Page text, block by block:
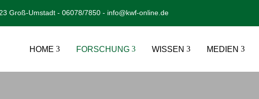
Groß-Umstadt - 06078/7850 - info@kwf-online.de
HOME FORSCHUNG WISSEN MEDIEN